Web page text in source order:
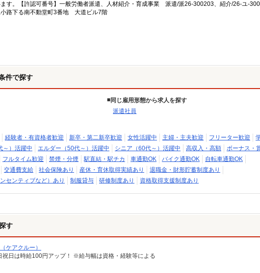
す。【許認可番号】一般労働者派遣、人材紹介・育成事業 派遣/派26-300203、紹介/26-ユ-
路下る南不動堂町3番地 大道ビル7階
件で探す
同じ雇用形態から求人を探す
派遣社員
経験者・有資格者歓迎 新卒・第二新卒歓迎 女性活躍中 主婦・主夫歓迎 フリーター歓迎
～）活躍中 エルダー（50代～）活躍中 シニア（60代～）活躍中 高収入・高額
ボーナス・
フルタイム歓迎 禁煙・分煙 駅直結・駅チカ 車通勤OK バイク通勤OK
自転車通勤OK
交通費支給 社会保険あり 産休・育休取得実績あり
退職金・財形貯蓄制度あり
センティブなど）あり
制服貸与 研修制度あり 資格取得支援制度あり
す
ケアクルー）
日は時給100円アップ！ ※給与幅は資格・経験等による